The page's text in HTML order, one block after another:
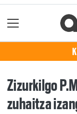
Zizurkilgo
zuhaitza